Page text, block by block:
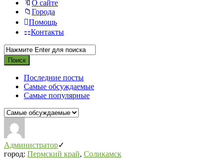
О сайте
Города
Помощь
Контакты
Последние посты
Самые обсуждаемые
Самые популярные
СВО
Списки
погибших
Администратор
город: Пермский край, Соликамск